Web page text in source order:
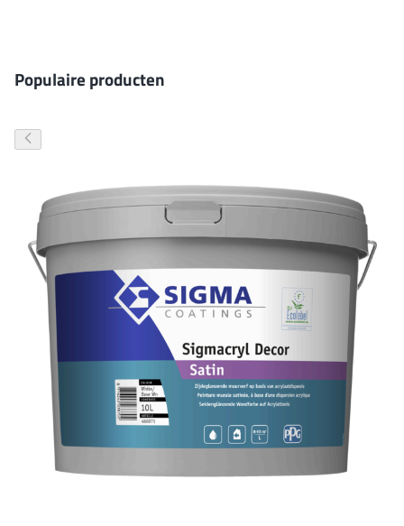
Populaire producten